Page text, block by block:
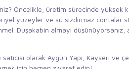
Öncelikle, üretim sürecinde yüksek
yüzeyler ve su sızdırmaz contalar
Duşakabin almayı düşünüyorsanız,
olarak Aygün Yapı, Kayseri ve